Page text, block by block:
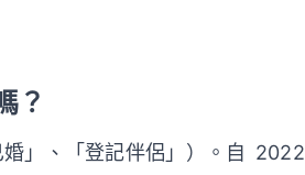
？
」、「登記伴侶」）。自 2022